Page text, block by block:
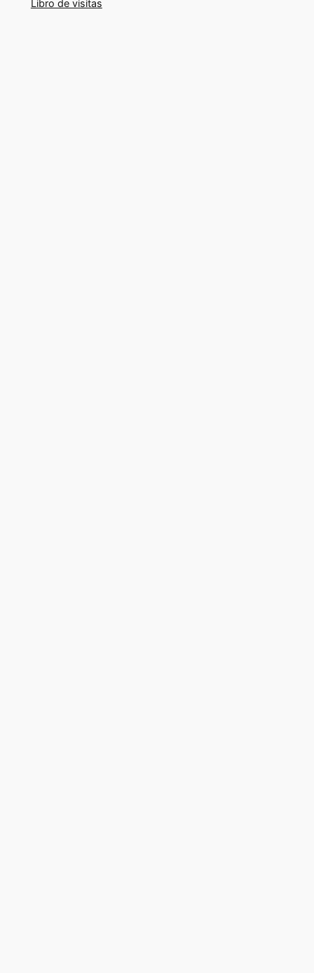
Libro de visitas